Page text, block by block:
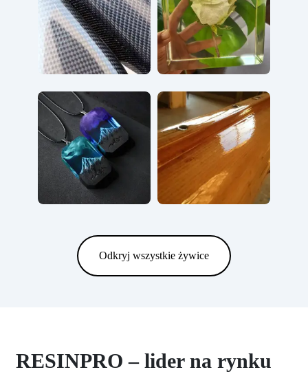
Odkryj wszystkie żywice
RESINPRO – lider na rynku